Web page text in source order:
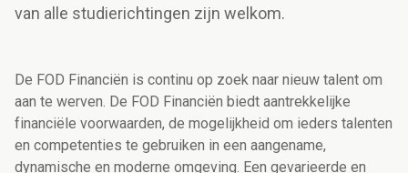
van alle studierichtingen zijn welkom.
De FOD Financiën is continu op zoek naar nieuw talent om
aan te werven. De FOD Financiën biedt aantrekkelijke
financiële voorwaarden, de mogelijkheid om ieders talenten
en competenties te gebruiken in een aangename,
dynamische en moderne omgeving. Een gevarieerde en